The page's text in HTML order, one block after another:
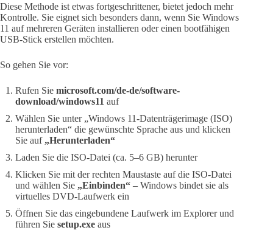
Diese Methode ist etwas fortgeschrittener, bietet jedoch mehr
Kontrolle. Sie eignet sich besonders dann, wenn Sie Windows
11 auf mehreren Geräten installieren oder einen bootfähigen
USB-Stick erstellen möchten.
So gehen Sie vor:
Rufen Sie microsoft.com/de-de/software-
download/windows11 auf
Wählen Sie unter „Windows 11-Datenträgerimage (ISO)
herunterladen“ die gewünschte Sprache aus und klicken
Sie auf „Herunterladen“
Laden Sie die ISO-Datei (ca. 5–6 GB) herunter
Klicken Sie mit der rechten Maustaste auf die ISO-Datei
und wählen Sie „Einbinden“ – Windows bindet sie als
virtuelles DVD-Laufwerk ein
Öffnen Sie das eingebundene Laufwerk im Explorer und
führen Sie setup.exe aus